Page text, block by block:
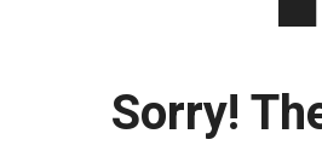
Sorry!